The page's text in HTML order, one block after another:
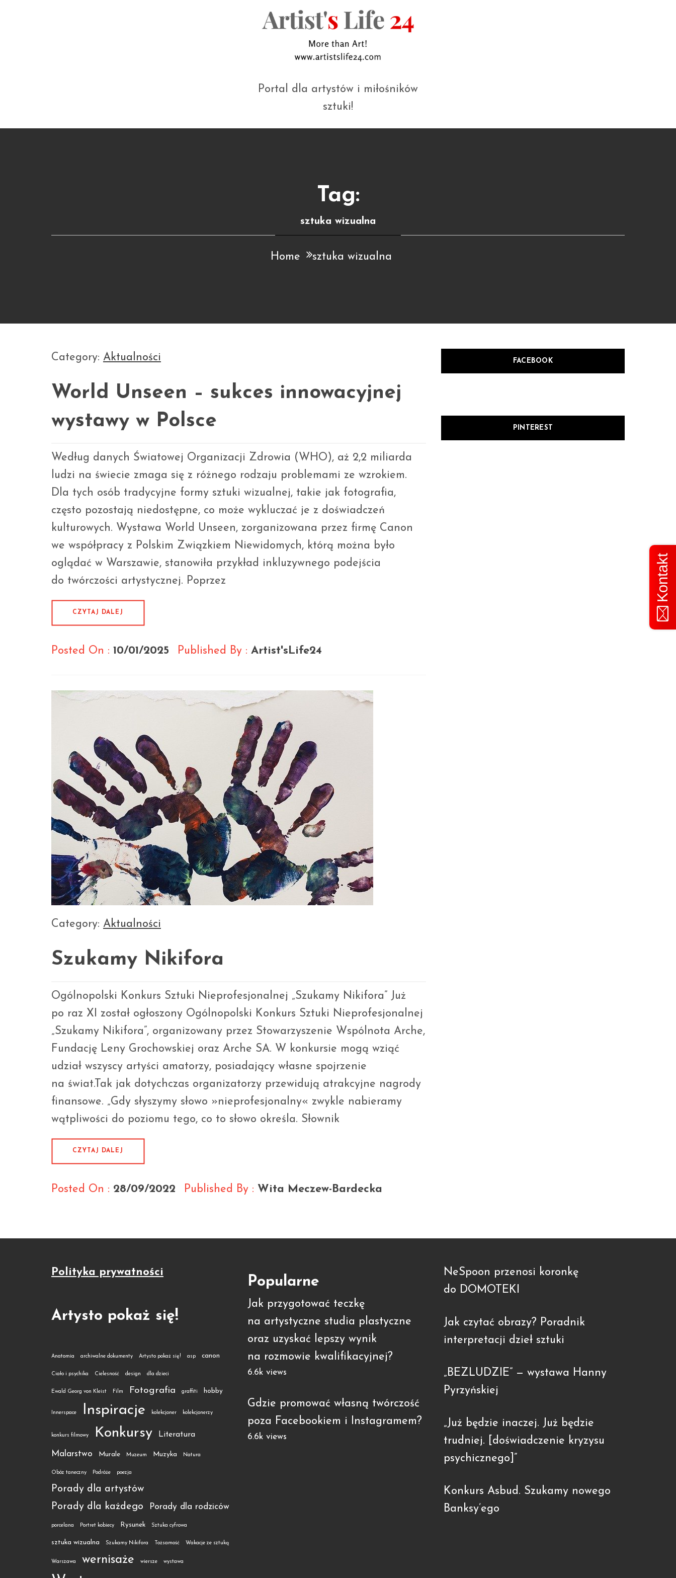
Portal dla artystów i miłośników
sztuki!
Tag:
sztuka wizualna
Home sztuka wizualna
Category: Aktualności
World Unseen – sukces innowacyjnej
wystawy w Polsce
Według danych Światowej Organizacji Zdrowia (WHO), aż 2,2 miliarda
ludzi na świecie zmaga się z różnego rodzaju problemami ze wzrokiem.
Dla tych osób tradycyjne formy sztuki wizualnej, takie jak fotografia,
często pozostają niedostępne, co może wykluczać je z doświadczeń
kulturowych. Wystawa World Unseen, zorganizowana przez firmę Canon
we współpracy z Polskim Związkiem Niewidomych, którą można było
oglądać w Warszawie, stanowiła przykład inkluzywnego podejścia
do twórczości artystycznej. Poprzez
CZYTAJ DALEJ
Posted On : 10/01/2025 Published By : Artist'sLife24
Category: Aktualności
Szukamy Nikifora
Ogólnopolski Konkurs Sztuki Nieprofesjonalnej „Szukamy Nikifora” Już
po raz XI został ogłoszony Ogólnopolski Konkurs Sztuki Nieprofesjonalnej
„Szukamy Nikifora”, organizowany przez Stowarzyszenie Wspólnota Arche,
Fundację Leny Grochowskiej oraz Arche SA. W konkursie mogą wziąć
udział wszyscy artyści amatorzy, posiadający własne spojrzenie
na świat.Tak jak dotychczas organizatorzy przewidują atrakcyjne nagrody
finansowe. „Gdy słyszymy słowo »nieprofesjonalny« zwykle nabieramy
wątpliwości do poziomu tego, co to słowo określa. Słownik
CZYTAJ DALEJ
Posted On : 28/09/2022 Published By : Wita Meczew-Bardecka
FACEBOOK
PINTEREST
Polityka prywatności
Artysto pokaż się!
Anatomia archiwalne dokumenty Artysto pokaż się! asp canon
Ciało i psychika Cielesność design dla dzieci
Ewald Georg von Kleist Film Fotografia graffiti hobby
Innerspace Inspiracje kolekcjoner kolekcjonerzy
konkurs filmowy Konkursy Literatura
Malarstwo Murale Muzeum Muzyka Natura
Obóz taneczny Podróże poezja
Porady dla artystów
Porady dla każdego
Porady dla rodziców
porcelana Portret kobiecy Rysunek Sztuka cyfrowa
sztuka wizualna Szukamy Nikifora Tożsamość Wakacje ze sztuką
Warszawa wernisaże wiersze wystawa
Popularne
Jak przygotować teczkę
na artystyczne studia plastyczne
oraz uzyskać lepszy wynik
na rozmowie kwalifikacyjnej?
6.6k views
Gdzie promować własną twórczość
poza Facebookiem i Instagramem?
6.6k views
NeSpoon przenosi koronkę
do DOMOTEKI
Jak czytać obrazy? Poradnik
interpretacji dzieł sztuki
„BEZLUDZIE” — wystawa Hanny
Pyrzyńskiej
„Już będzie inaczej. Już będzie
trudniej. [doświadczenie kryzysu
psychicznego]”
Konkurs Asbud. Szukamy nowego
Banksy’ego
Kontakt